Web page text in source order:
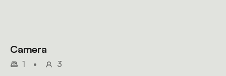
Camera
1 •
3